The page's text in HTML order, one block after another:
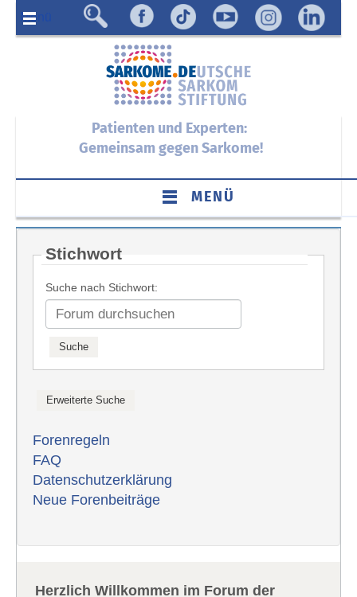
Menü
Patienten und Experten:
Gemeinsam gegen Sarkome!
MENÜ
Stichwort
Suche nach Stichwort:
Forenregeln
FAQ
Datenschutzerklärung
Neue Forenbeiträge
Herzlich Willkommen im Forum der